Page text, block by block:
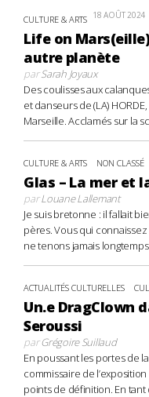
CULTURE & ARTS 18 AOÛT 2024
Life on
autre planète
parSarah Joyaux
Des coulisses aux
et danseurs de (LA)
Marseille. Acclamés sur la
CULTURE & ARTS NON CLASSÉ
Glas – La mer et
parLouane Lallemant
Je suis bretonne : il fallait
pères. Vous qui
ne tenons jamais
ACTUALITÉS CULTURELLES
Un.e DragClown
Seroussi
parGrégoire Suillaud
En poussant les portes de
commissaire de
points de définition. En